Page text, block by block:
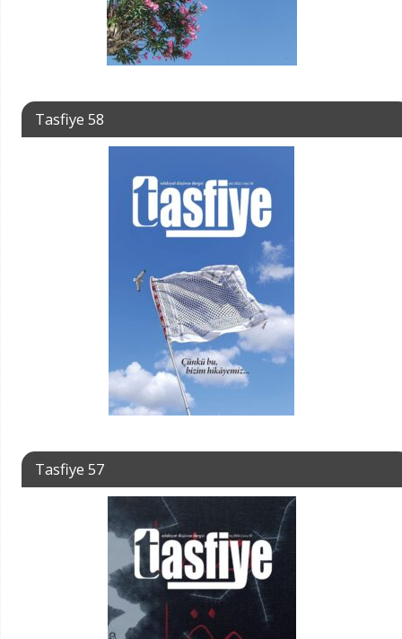
Tasfiye 58
Tasfiye 57